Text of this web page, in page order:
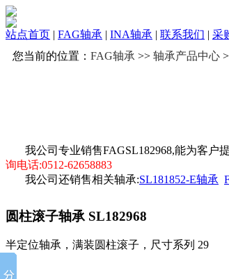
站点首页 | FAG轴承 | INA轴承 | 联系我们 | 采
您当前的位置： FAG轴承 >> 轴承产品中心
我公司专业销售FAGSL182968,能为客户提
询电话:0512-62658883
我公司还销售相关轴承:SL181852-E轴承
圆柱滚子轴承 SL182968
半定位轴承，满装圆柱滚子，尺寸系列 29